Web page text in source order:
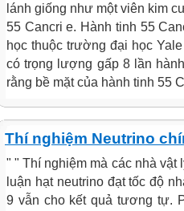
lánh giống như một viên kim
55 Cancri e. Hành tinh 55
học thuộc trường đại học
có trọng lượng gấp 8 lần
rằng bề mặt của hành tinh 55
Thí nghiệm Neutrino
" " Thí nghiệm mà các nhà vật
luận hạt neutrino đạt tốc độ
9 vẫn cho kết quả tương tự.